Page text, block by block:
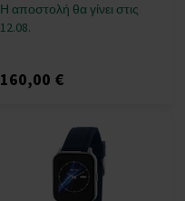
Η αποστολή θα γίνει στις
12.08.
160,00 €